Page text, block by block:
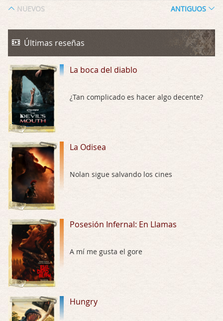
La Odisea
Por: Draghann
Trance
Por: Luar
Buena película, buen director y buenos ac …
El señor de las moscas
Por: Luar
Hungry
Por: Croc
Las 10 películas gore de Almas Oscuras
Por: JORDI CRUYFF
Possession
Por: Chupasangre
Mi opinión en su día. Su duracion me ha …
El eslabón podrido
Por: Luar
NUEVOS ANTIGUOS
Últimas reseñas
La boca del diablo
¿Tan complicado es hacer algo decente?
La Odisea
Nolan sigue salvando los cines
Posesión Infernal: En Llamas
A mí me gusta el gore
Hungry